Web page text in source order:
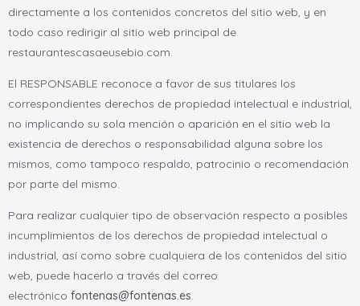
directamente a los contenidos concretos del sitio web, y en
todo caso redirigir al sitio web principal de
restaurantescasaeusebio.com.
El RESPONSABLE reconoce a favor de sus titulares los
correspondientes derechos de propiedad intelectual e industrial,
no implicando su sola mención o aparición en el sitio web la
existencia de derechos o responsabilidad alguna sobre los
mismos, como tampoco respaldo, patrocinio o recomendación
por parte del mismo.
Para realizar cualquier tipo de observación respecto a posibles
incumplimientos de los derechos de propiedad intelectual o
industrial, así como sobre cualquiera de los contenidos del sitio
web, puede hacerlo a través del correo
electrónico fontenas@fontenas.es.